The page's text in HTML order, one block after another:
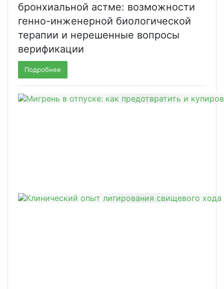
бронхиальной астме: возможности
генно-инженерной биологической
терапии и нерешенные вопросы
верификации
Подробнее